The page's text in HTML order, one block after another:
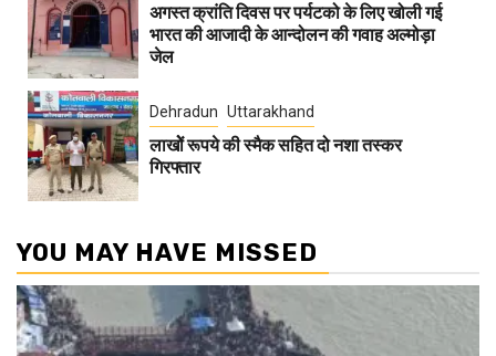
अगस्त क्रांति दिवस पर पर्यटको के लिए खोली गई
भारत की आजादी के आन्दोलन की गवाह अल्मोड़ा
जेल
Dehradun Uttarakhand
लाखोें रूपये की स्मैक सहित दो नशा तस्कर
गिरफ्तार
YOU MAY HAVE MISSED